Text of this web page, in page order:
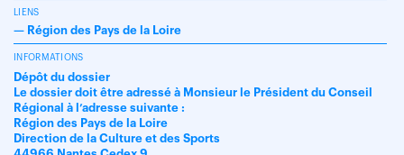
LIENS
— Région des Pays de la Loire
INFORMATIONS
Dépôt du dossier
Le dossier doit être adressé à Monsieur le Président du Conseil
Régional à l’adresse suivante :
Région des Pays de la Loire
Direction de la Culture et des Sports